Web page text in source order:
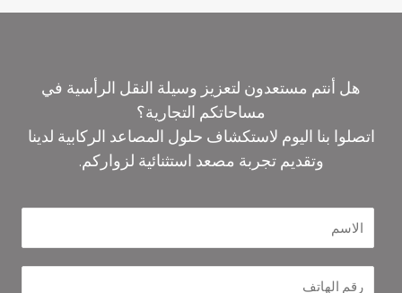
هل أنتم مستعدون لتعزيز وسيلة النقل الرأسية في
مساحاتكم التجارية؟
اتصلوا بنا اليوم لاستكشاف حلول المصاعد الركابية لدينا
وتقديم تجربة مصعد استثنائية لزواركم.